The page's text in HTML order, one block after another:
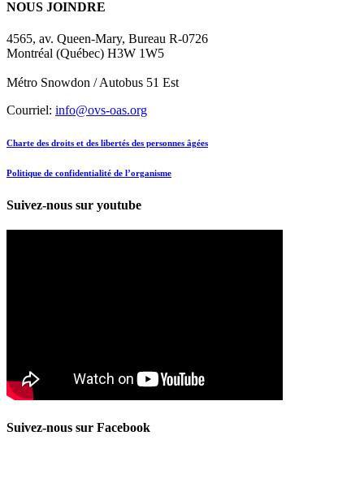
NOUS JOINDRE
4565, av. Queen-Mary, Bureau R-0726
Montréal (Québec) H3W 1W5
Métro Snowdon / Autobus 51 Est
Courriel: info@ovs-oas.org
Charte des droits et des libertés des personnes âgées
Politique de confidentialité de l’organisme
Suivez-nous sur youtube
Suivez-nous sur Facebook